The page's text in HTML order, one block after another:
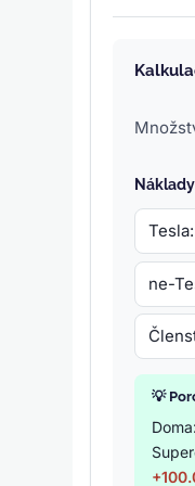
Tesla:
ne-
💡